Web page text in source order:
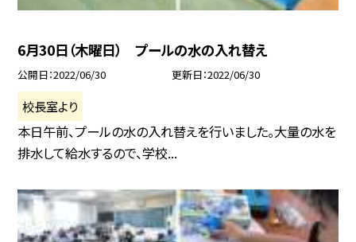
6月30日（木曜日） プールの水の入れ替え
公開日 2022/06/30 更新日 2022/06/30
校長室より
本日午前、プールの水の入れ替えを行いました。大量の水を
排水して給水するので、学校...